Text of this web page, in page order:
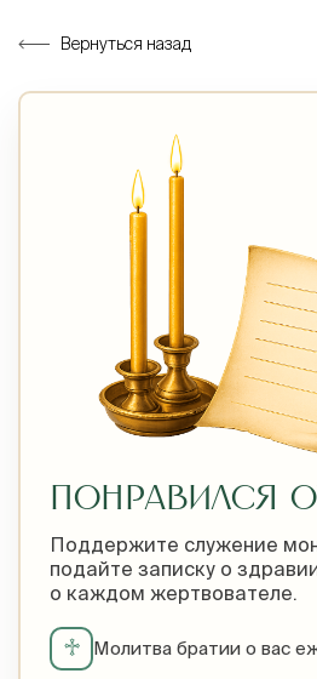
Вернуться назад
ПОНРАВИЛСЯ
Поддержите служение
подайте записку о
о каждом жертвователе.
♱ Молитва братии о вас